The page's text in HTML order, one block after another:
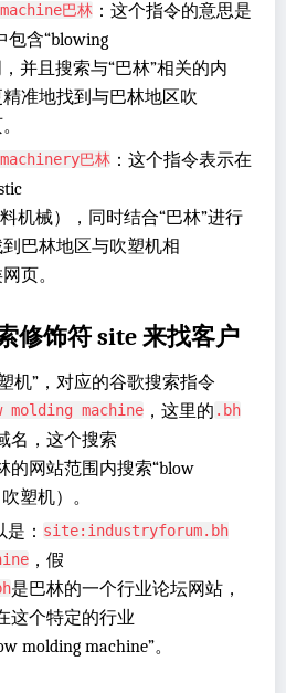
巴林 ：这个指令的意思是
包含“blowing
并且搜索与“巴林”相关的内
准地找到与巴林地区吹
巴林 ：这个指令表示在
机械），同时结合“巴林”进行
巴林地区与吹塑机相
页。
修饰符 site 来找客户
机”，对应的谷歌搜索指令
machine ，这里的 .bh
名，这个搜索
的网站范围内搜索“blow
塑机）。
： site:industryforum.bh
，假
是巴林的一个行业论坛网站，
这个特定的行业
molding machine”。